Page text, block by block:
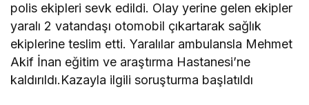
polis ekipleri sevk edildi. Olay yerine gelen ekipler
yaralı 2 vatandaşı otomobil çıkartarak sağlık
ekiplerine teslim etti. Yaralılar ambulansla Mehmet
Akif İnan eğitim ve araştırma Hastanesi’ne
kaldırıldı.Kazayla ilgili soruşturma başlatıldı